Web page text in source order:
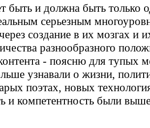
быть и должна быть только
серьезным
создание в их мозгах и
разнообразного
- поясню для тупых
узнавали о жизни,
поэтах, новых
и компетентность были